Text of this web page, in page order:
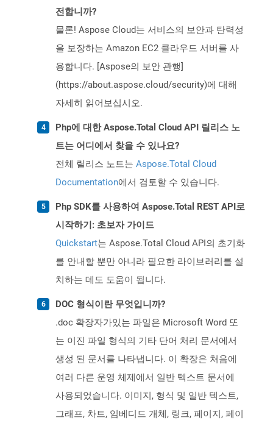
전합니까?
물론! Aspose Cloud는 서비스의 보안과 탄력성
을 보장하는 Amazon EC2 클라우드 서버를 사
용합니다. [Aspose의 보안 관행]
(https://about.aspose.cloud/security)에 대해
자세히 읽어보십시오.
Php에 대한 Aspose.Total Cloud API 릴리스 노
트는 어디에서 찾을 수 있나요?
전체 릴리스 노트는 Aspose.Total Cloud
Documentation에서 검토할 수 있습니다.
Php SDK를 사용하여 Aspose.Total REST API로
시작하기: 초보자 가이드
Quickstart는 Aspose.Total Cloud API의 초기화
를 안내할 뿐만 아니라 필요한 라이브러리를 설
치하는 데도 도움이 됩니다.
DOC 형식이란 무엇입니까?
.doc 확장자가있는 파일은 Microsoft Word 또
는 이진 파일 형식의 기타 단어 처리 문서에서
생성 된 문서를 나타냅니다. 이 확장은 처음에
여러 다른 운영 체제에서 일반 텍스트 문서에
사용되었습니다. 이미지, 형식 및 일반 텍스트,
그래프, 차트, 임베디드 개체, 링크, 페이지, 페이